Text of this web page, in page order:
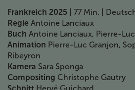
Frankreich 2025
| 77 Min. |
Regie Antoine Lanciaux
Buch Antoine Lanciaux, Pierre-
Animation Pierre-Luc Granjon,
Ribeyron
Kamera Sara Sponga
Compositing Christophe Gautry